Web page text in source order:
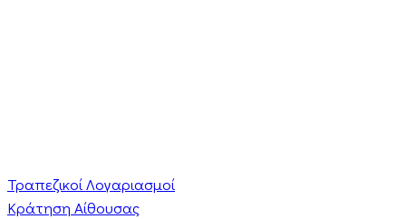
Τραπεζικοί Λογαριασμοί
Κράτηση Αίθουσας